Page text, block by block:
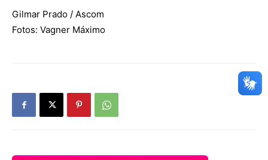
OK
Cookies Policy
Gilmar Prado / Ascom
Fotos: Vagner Máximo